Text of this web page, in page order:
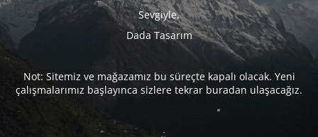
Sevgiyle,
Dada Tasarım
Not: Sitemiz ve mağazamız bu süreçte kapalı olacak. Yeni
çalışmalarımız başlayınca sizlere tekrar buradan ulaşacağız.